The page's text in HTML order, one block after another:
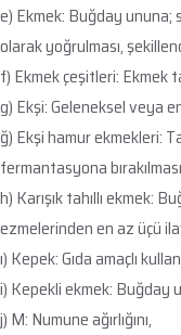
e) Ekmek: Buğday ununa;
olarak yoğrulması,
f) Ekmek çeşitleri: Ekmek
g) Ekşi: Geleneksel veya
ğ) Ekşi hamur ekmekleri:
fermantasyona
h) Karışık tahıllı ekmek:
ezmelerinden en az üçü
ı) Kepek: Gıda amaçlı
i) Kepekli ekmek: Buğday
j) M: Numune ağırlığını,